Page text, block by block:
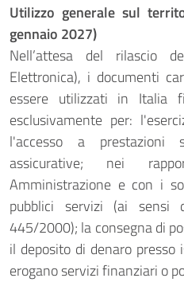
Utilizzo generale sul
gennaio 2027)
Nell’attesa del rilascio
Elettronica), i documenti
essere utilizzati in Italia
esclusivamente per:
l'accesso a prestazioni
assicurative; nei
Amministrazione e con i
pubblici servizi (ai sensi
445/2000); la consegna di
il deposito di denaro
erogano servizi finanziari o